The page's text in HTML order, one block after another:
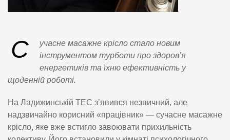
С
учасне масажне крісло стало новим
інструментом турботи про здоров’я
енергетиків та їхню ефективність у
щоденній роботі.
На Ладижинській ТЕС з’явився незвичний, але
надзвичайно корисний «працівник» — сучасне масажне
крісло, яке вже встигло завоювати прихильність